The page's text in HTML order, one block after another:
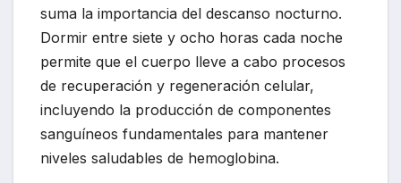
suma la importancia del descanso nocturno.
Dormir entre siete y ocho horas cada noche
permite que el cuerpo lleve a cabo procesos
de recuperación y regeneración celular,
incluyendo la producción de componentes
sanguíneos fundamentales para mantener
niveles saludables de hemoglobina.